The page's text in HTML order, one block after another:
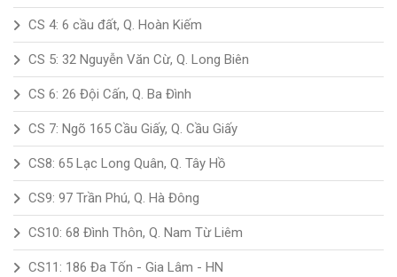
CS 4: 6 cầu đất, Q. Hoàn Kiếm
CS 5: 32 Nguyễn Văn Cừ, Q. Long Biên
CS 6: 26 Đội Cấn, Q. Ba Đình
CS 7: Ngõ 165 Cầu Giấy, Q. Cầu Giấy
CS8: 65 Lạc Long Quân, Q. Tây Hồ
CS9: 97 Trần Phú, Q. Hà Đông
CS10: 68 Đình Thôn, Q. Nam Từ Liêm
CS11: 186 Đa Tốn - Gia Lâm - HN